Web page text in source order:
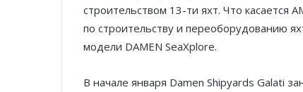
строительством 13-ти яхт. Что касается
по строительству и переоборудованию
модели DAMEN SeaXplore.
В начале января Damen Shipyards Galati